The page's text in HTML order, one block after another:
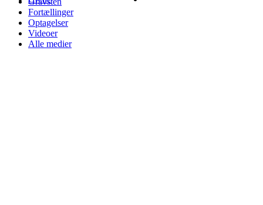
Fortællinger
Optagelser
Videoer
Alle medier